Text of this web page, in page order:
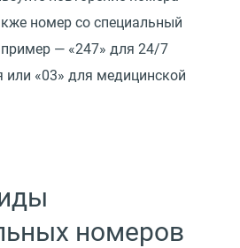
номер со специальный
— «247» для 24/7
или «03» для медицинской
номеров